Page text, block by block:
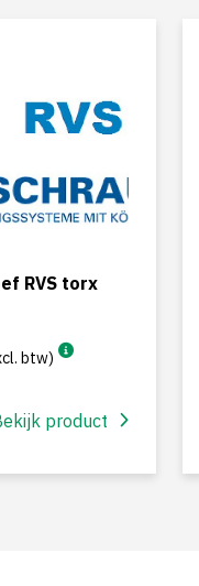
RVS torx
btw)
product